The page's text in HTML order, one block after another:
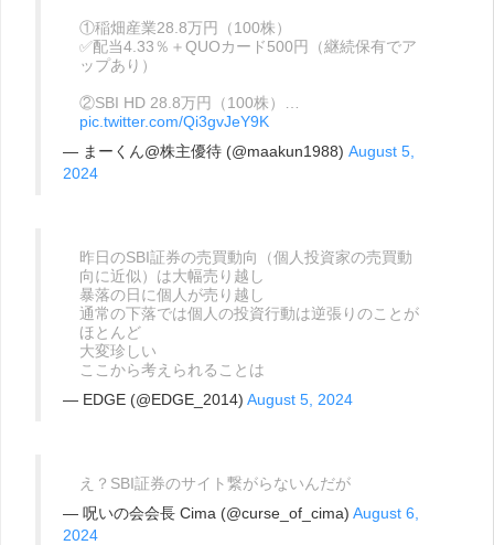
①稲畑産業28.8万円（100株）
✅配当4.33％＋QUOカード500円（継続保有でア
ップあり）
②SBI HD 28.8万円（100株）…
pic.twitter.com/Qi3gvJeY9K
— まーくん@株主優待 (@maakun1988) August 5,
2024
昨日のSBI証券の売買動向（個人投資家の売買動
向に近似）は大幅売り越し
暴落の日に個人が売り越し
通常の下落では個人の投資行動は逆張りのことが
ほとんど
大変珍しい
ここから考えられることは
— EDGE (@EDGE_2014) August 5, 2024
え？SBI証券のサイト繋がらないんだが
— 呪いの会会長 Cima (@curse_of_cima) August 6,
2024